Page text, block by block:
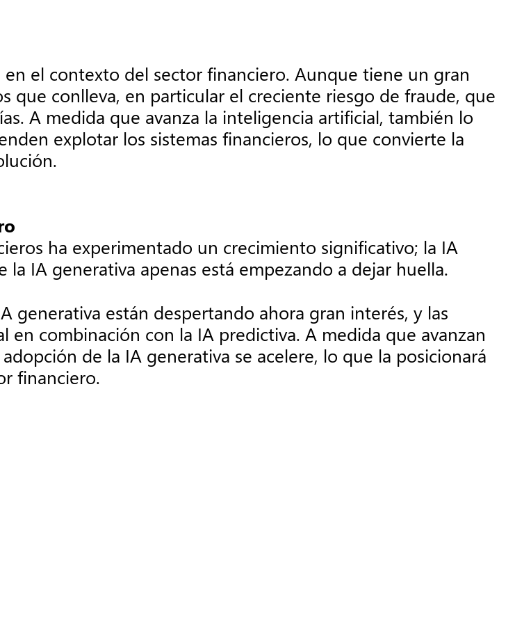
el contexto del sector financiero. Aunque tiene un gran
que conlleva, en particular el creciente riesgo de fraude, que
A medida que avanza la inteligencia artificial, también lo
explotar los sistemas financieros, lo que convierte la
ha experimentado un crecimiento significativo; la IA
IA generativa apenas está empezando a dejar huella.
generativa están despertando ahora gran interés, y las
combinación con la IA predictiva. A medida que avanzan
de la IA generativa se acelere, lo que la posicionará
financiero.